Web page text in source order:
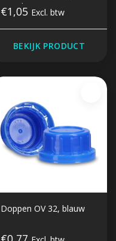
monding
€1,05 Excl. btw
BEKIJK PRODUCT
Doppen OV 32, blauw